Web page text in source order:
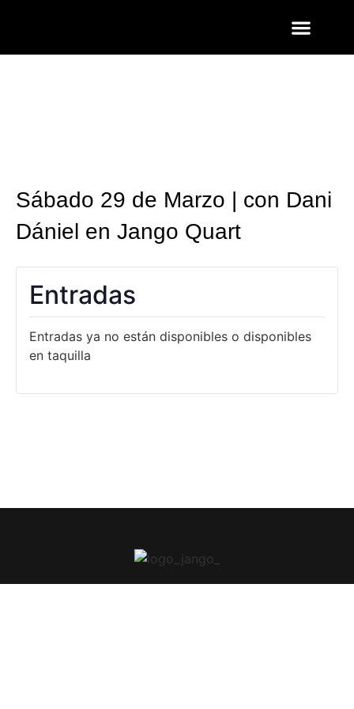
Sábado 29 de Marzo | con Dani
Dániel en Jango Quart
Entradas
Entradas ya no están disponibles o disponibles
en taquilla